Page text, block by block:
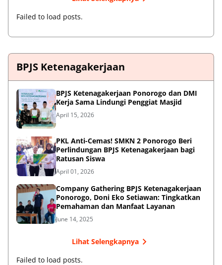
Failed to load posts.
BPJS Ketenagakerjaan
BPJS Ketenagakerjaan Ponorogo dan DMI
Kerja Sama Lindungi Penggiat Masjid
April 15, 2026
PKL Anti-Cemas! SMKN 2 Ponorogo Beri
Perlindungan BPJS Ketenagakerjaan bagi
Ratusan Siswa
April 01, 2026
Company Gathering BPJS Ketenagakerjaan
Ponorogo, Doni Eko Setiawan: Tingkatkan
Pemahaman dan Manfaat Layanan
June 14, 2025
Lihat Selengkapnya
Failed to load posts.